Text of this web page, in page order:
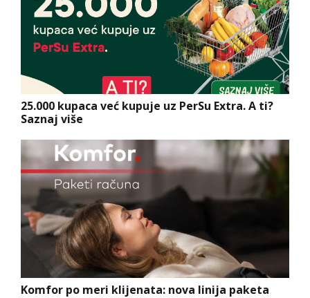
25.000 kupaca već kupuje uz PerSu Extra. A ti?
Saznaj više
Komfor po meri klijenata: nova linija paketa